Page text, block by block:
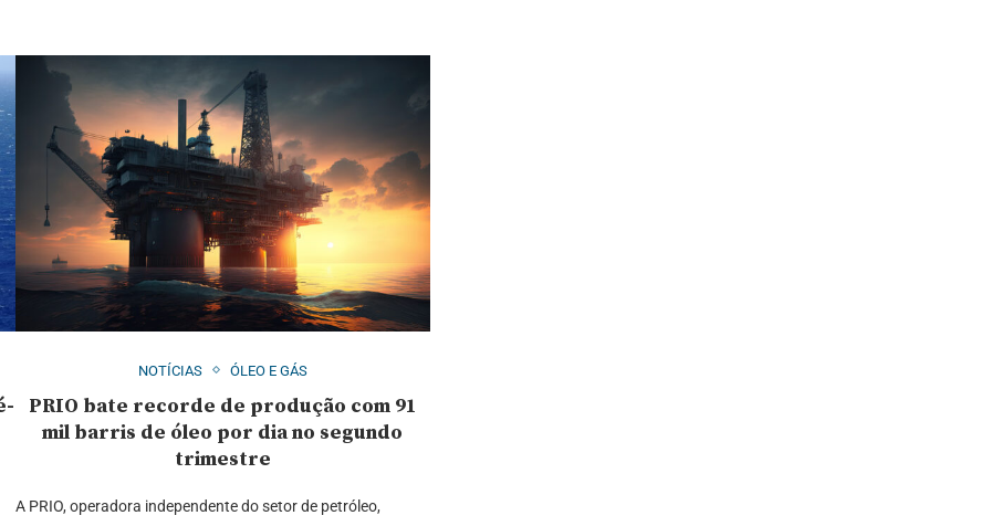
NOTÍCIAS ÓLEO E GÁS
PRIO bate recorde de produção com 91
mil barris de óleo por dia no segundo
trimestre
A PRIO, operadora independente do setor de petróleo,